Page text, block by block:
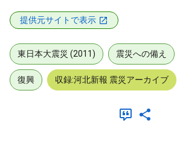
提供元サイトで表示
東日本大震災 (2011) 震災への備え
復興 収録:河北新報 震災アーカイブ